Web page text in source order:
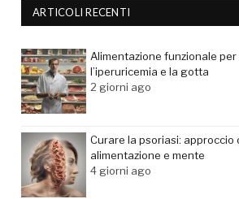
ARTICOLI RECENTI
Alimentazione funzionale
l’iperuricemia e la gotta
2 giorni ago
Curare la psoriasi: approccio
alimentazione e mente
4 giorni ago